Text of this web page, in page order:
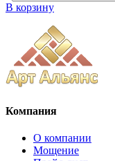
В корзину
Компания
О компании
Мощение